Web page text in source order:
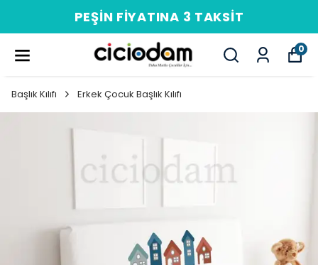
PEŞIN FIYATINA 3 TAKSIT
0
Başlık Kılıfı Erkek Çocuk Başlık Kılıfı